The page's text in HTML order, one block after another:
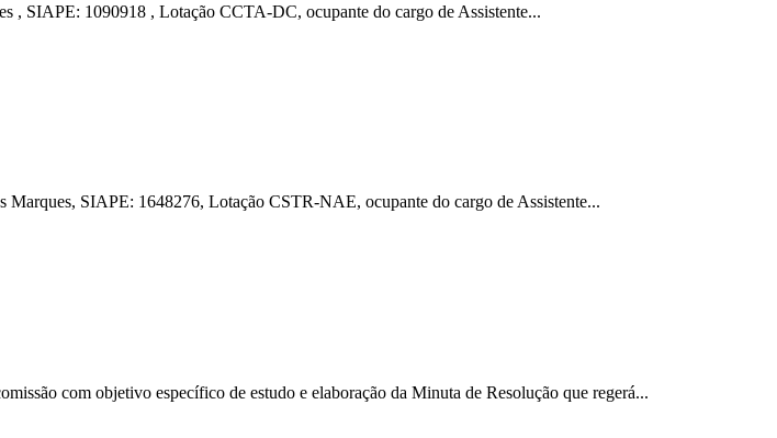
, SIAPE: 1090918 , Lotação CCTA-DC, ocupante do cargo de Assistente...
SIAPE: 1648276, Lotação CSTR-NAE, ocupante do cargo de Assistente...
com objetivo específico de estudo e elaboração da Minuta de Resolução que regerá...